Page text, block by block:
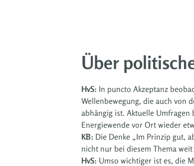
Über
HvS: In puncto Akzeptanz
Wellenbewegung, die auch von
abhängig ist. Aktuelle Umfragen
Energiewende vor Ort wieder
KB: Die Denke „Im Prinzip gut,
nicht nur bei diesem Thema
HvS: Umso wichtiger ist es, die